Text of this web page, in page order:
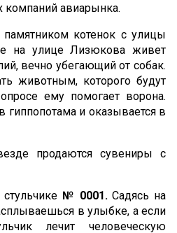
компаний авиарынка.
памятником котенок с улицы
на улице Лизюкова живет
вечно убегающий от собак.
животным, которого будут
ему помогает ворона.
гиппопотама и оказывается в
продаются сувениры с
№ 0001.Садясь на
в улыбке, а если
лечит человеческую